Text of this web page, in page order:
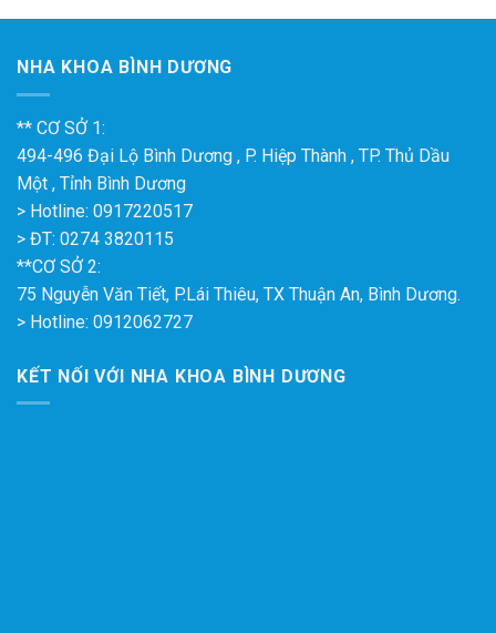
NHA KHOA BÌNH DƯƠNG
** CƠ SỞ 1:
494-496 Đại Lộ Bình Dương , P. Hiệp Thành , TP. Thủ Dầu
Một , Tỉnh Bình Dương
> Hotline: 0917220517
> ĐT: 0274 3820115
**CƠ SỞ 2:
75 Nguyễn Văn Tiết, P.Lái Thiêu, TX Thuận An, Bình Dương.
> Hotline: 0912062727
KẾT NỐI VỚI NHA KHOA BÌNH DƯƠNG